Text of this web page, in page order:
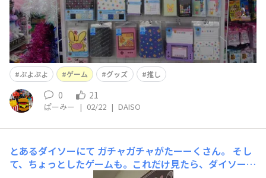
ぷよぷよ ゲーム グッズ 推し
0 21
ぱーみー | 02/22 | DAISO
とあるダイソーにて ガチャガチャがたーーくさん。 そし
て、ちょっとしたゲームも。これだけ見たら、ダイソーだ